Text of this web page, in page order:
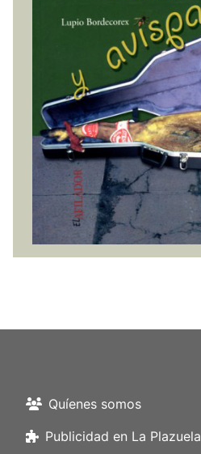
Quíenes somos
Publicidad en La Plazuela